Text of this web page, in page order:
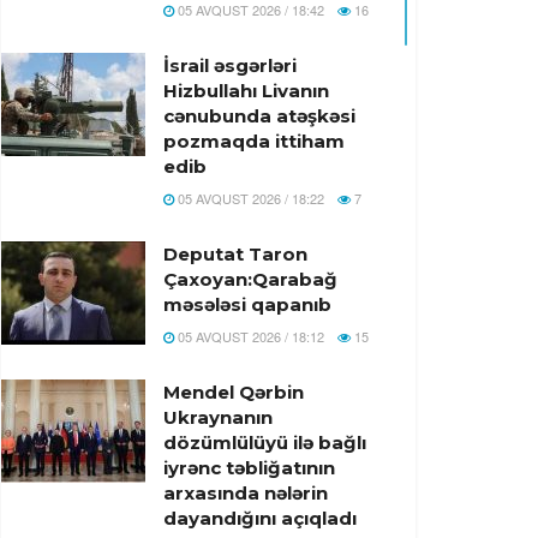
05 AVQUST 2026 / 18:42 16
İsrail əsgərləri
Hizbullahı Livanın
cənubunda atəşkəsi
pozmaqda ittiham
edib
05 AVQUST 2026 / 18:22 7
Deputat Taron
Çaxoyan:Qarabağ
məsələsi qapanıb
05 AVQUST 2026 / 18:12 15
Mendel Qərbin
Ukraynanın
dözümlülüyü ilə bağlı
iyrənc təbliğatının
arxasında nələrin
dayandığını açıqladı